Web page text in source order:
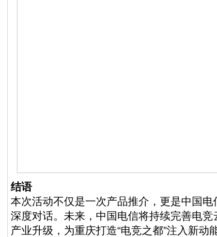
结语
本次活动不仅是一次产品推介，更是中国
深度对话。未来，中国电信将持续完善电
产业升级，为重庆打造“电竞之都”注入新动